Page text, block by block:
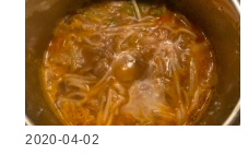
2020-04-02